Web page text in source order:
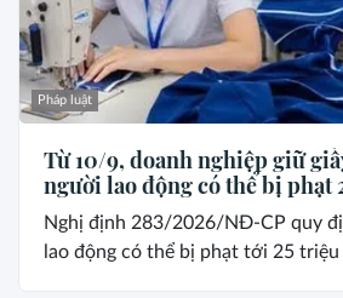
Pháp luật
Từ 10/9, doanh nghiệp giữ
người lao động có thể bị phạt
Nghị định 283/2026/NĐ-CP quy
lao động có thể bị phạt tới 25 triệu